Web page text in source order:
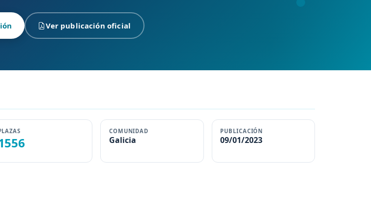
Ver publicación oficial
COMUNIDAD
Galicia
PUBLICACIÓN
09/01/2023